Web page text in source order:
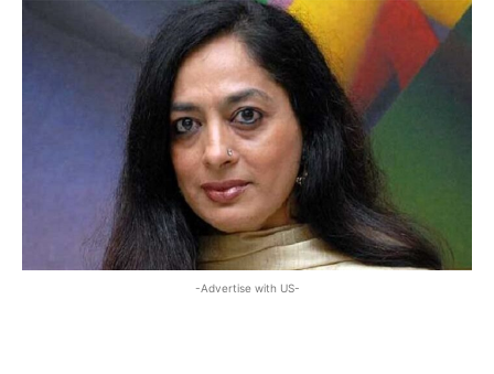
-Advertise with US-